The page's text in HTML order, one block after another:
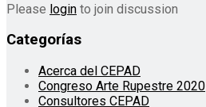
Please login to join discussion
Categorías
Acerca del CEPAD
Congreso Arte Rupestre 2020
Consultores CEPAD